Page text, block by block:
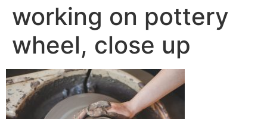
working on pottery
wheel, close up